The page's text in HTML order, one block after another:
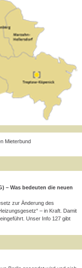
Mieterbund
– Was bedeuten die neuen
zur Änderung des
– in Kraft. Damit
Unser Info 127 gibt